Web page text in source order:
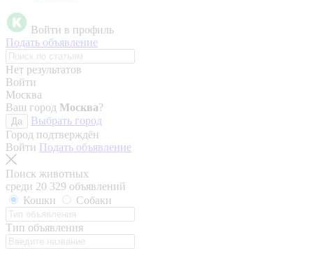
Войти в профиль
Подать объявление
Нет результатов
Войти
Москва
Ваш город Москва?
Да
Выбрать город
Город подтверждён
Войти Подать объявление
Поиск животных
среди 20 329 объявлений
Кошки
Собаки
Тип объявления